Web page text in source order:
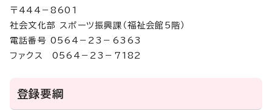
〒444－8601
社会文化部 スポーツ振興課（福祉会館5階）
電話番号 0564－23－6363
ファクス 0564－23－7182
登録要綱